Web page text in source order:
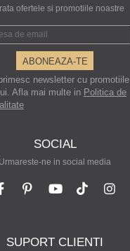
ofertele si promotiile noastre
newsletter cu promotiile
Afla mai multe in Politica de
SOCIAL
Urmareste-ne in social media
SUPORT CLIENTI